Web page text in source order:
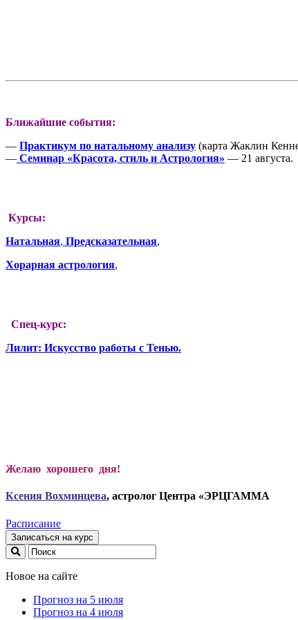
Ближайшие события:
— Практикум по натальному анализу (карта Жаклин
— Семинар «Красота, стиль и Астрология» — 21 августа.
Курсы:
Натальная, Предсказательная,
Хорарная астрология,
Спец-курс:
Лилит: Искусство работы с Тенью.
Желаю хорошего дня!
Ксения Вохминцева, астролог Центра «ЭРЦГАММА
Расписание
Записаться на курс
Новое на сайте
Прогноз на 5 июля
Прогноз на 4 июля